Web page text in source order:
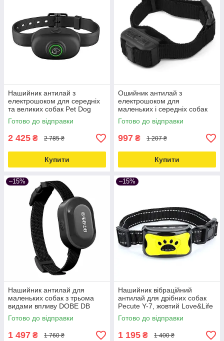
Нашийник антилай з
електрошоком для середніх
та великих собак Pet Dog
300, водонепроникний,
чорний Love&Life -online-
Готово до відправки
2 425 ₴ 2 785 ₴
Купити
Ошийник антилай з
електрошоком для
маленьких і середніх собак
DOBE DB 60, акумуляторний,
інтелектуальний Love&Life
Готово до відправки
997 ₴ 1 207 ₴
Купити
–15%
Нашийник антилай для
маленьких собак з трьома
видами впливу DOBE DB
700A, водонепроникний
Love&Life -online-multimarket-
Готово до відправки
1 497 ₴ 1 760 ₴
–15%
Нашийник вібраційний
антилай для дрібних собак
Pecute Y-7, жовтий Love&Life
-online-multimarket-
Готово до відправки
1 195 ₴ 1 400 ₴